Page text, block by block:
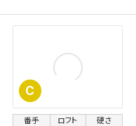
C
番手 ロフト 硬さ